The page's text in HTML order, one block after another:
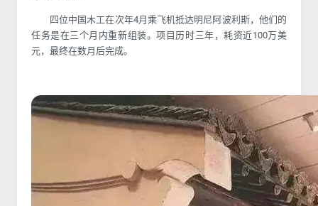
四位中国木工在次年4月乘飞机抵达明尼阿波利斯，他们的
任务是在三个月内重新组装。项目历时三年，耗资近100万美
元，最终在数月后完成。